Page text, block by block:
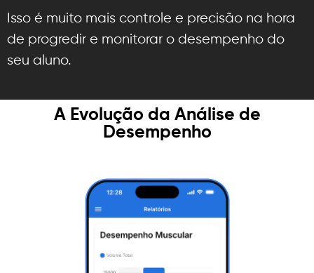
Isso é muito mais controle e precisão na hora
de progredir e monitorar o desempenho do
seu aluno.
A Evolução da Análise de
Desempenho